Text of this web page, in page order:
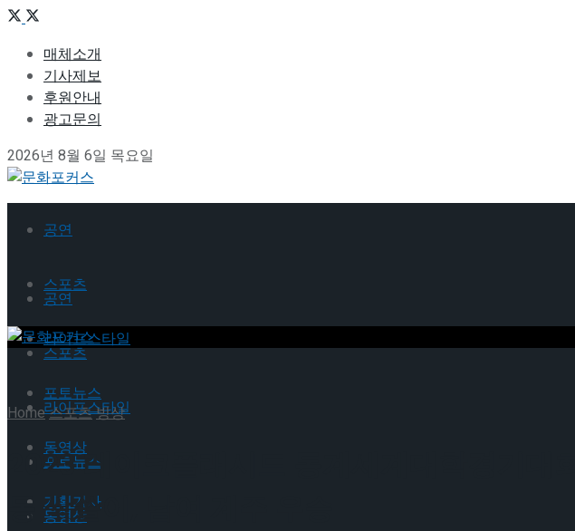
매체소개
기사제보
후원안내
광고문의
2026년 8월 6일 목요일
공연
스포츠
라이프스타일
포토뉴스
동영상
기획기사
공연
스포츠
라이프스타일
포토뉴스
동영상
Home스포츠빙상
2023 레이크플래시드 동계세계대학경기
동 싹쓸이, 남여 계주 우승